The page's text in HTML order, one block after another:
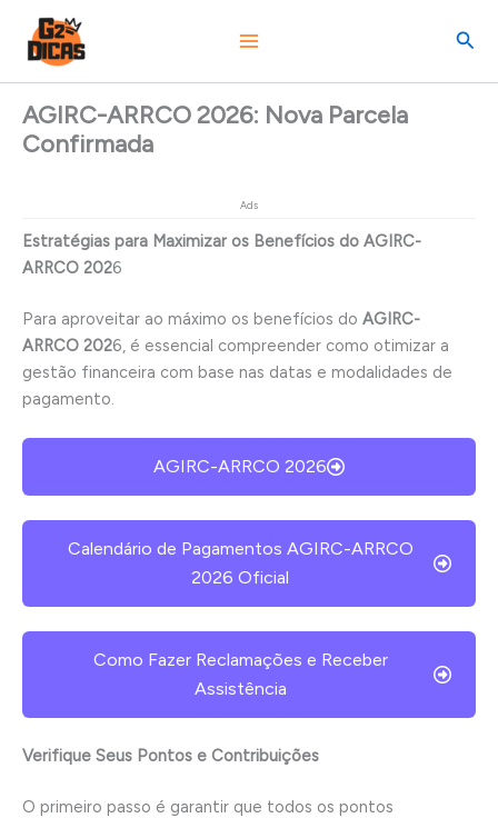
para
AGIRC-ARRCO 2026: Nova Parcela
Confirmada
Ads
Estratégias para Maximizar os Benefícios do AGIRC-
ARRCO 2026
Para aproveitar ao máximo os benefícios do AGIRC-
ARRCO 2026, é essencial compreender como otimizar a
gestão financeira com base nas datas e modalidades de
pagamento.
AGIRC-ARRCO 2026
Calendário de Pagamentos AGIRC-ARRCO
2026 Oficial
Como Fazer Reclamações e Receber
Assistência
Verifique Seus Pontos e Contribuições
O primeiro passo é garantir que todos os pontos